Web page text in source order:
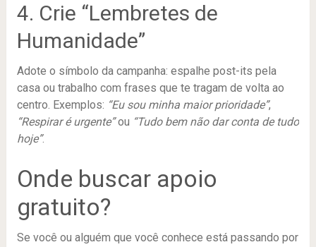
4. Crie “Lembretes de
Humanidade”
Adote o símbolo da campanha: espalhe post-its pela
casa ou trabalho com frases que te tragam de volta ao
centro. Exemplos: “Eu sou minha maior prioridade”,
“Respirar é urgente”ou “Tudo bem não dar conta de tudo
hoje”.
Onde buscar apoio
gratuito?
Se você ou alguém que você conhece está passando por